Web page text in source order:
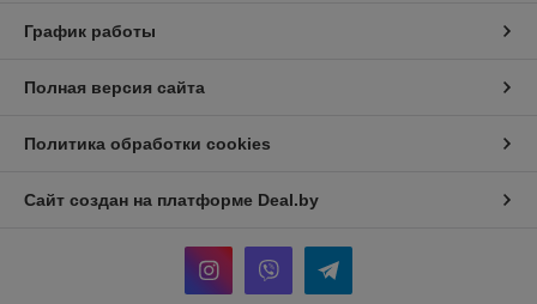
График работы
Полная версия сайта
Политика обработки cookies
Сайт создан на платформе Deal.by